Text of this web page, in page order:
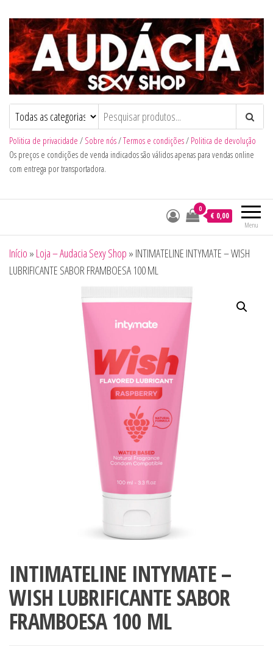
Audacia Sexy Shop
Politica de privacidade / Sobre nós/Termos e condições/ Politica de devolução
Os preços e condições de venda indicados são válidos apenas para vendas online
com entrega por transportadora.
Menu
0
€ 0,00
Início » Loja – Audacia Sexy Shop » INTIMATELINE INTYMATE – WISH
LUBRIFICANTE SABOR FRAMBOESA 100 ML
INTIMATELINE INTYMATE –
WISH LUBRIFICANTE SABOR
FRAMBOESA 100 ML